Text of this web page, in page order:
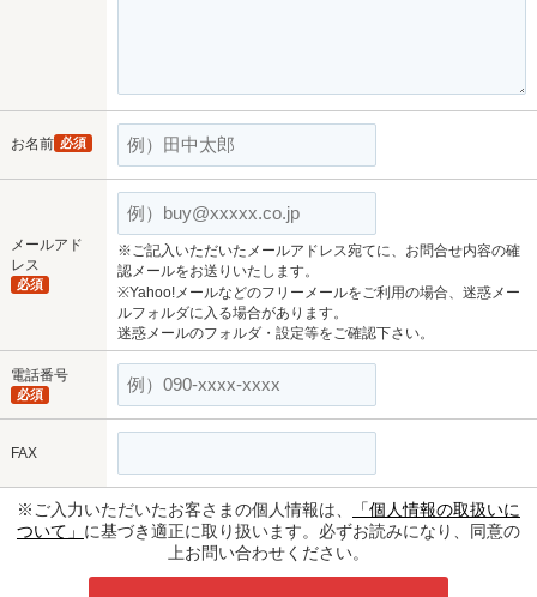
お名前 必須
メールアド
レス
必須
※ご記入いただいたメールアドレス宛てに、お問合せ内容の確
認メールをお送りいたします。
※Yahoo!メールなどのフリーメールをご利用の場合、迷惑メー
ルフォルダに入る場合があります。
迷惑メールのフォルダ・設定等をご確認下さい。
電話番号
必須
FAX
※ご入力いただいたお客さまの個人情報は、
「個人情報の取扱いに
ついて」 に基づき適正に取り扱います。必ずお読みになり、同意の
上お問い合わせください。